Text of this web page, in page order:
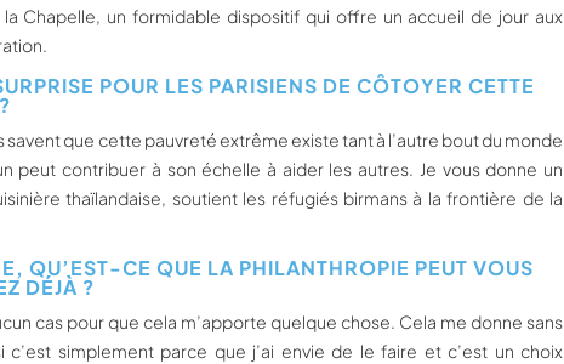
Chapelle, un formidable dispositif qui offre un accueil de jour aux
POUR LES PARISIENS DE CÔTOYER CETTE
savent que cette pauvreté extrême existe tant à l’autre bout du monde
peut contribuer à son échelle à aider les autres. Je vous donne un
thaïlandaise, soutient les réfugiés birmans à la frontière de la
QU’EST-CE QUE LA PHILANTHROPIE PEUT VOUS
DÉJÀ ?
cas pour que cela m’apporte quelque chose. Cela me donne sans
c’est simplement parce que j’ai envie de le faire et c’est un choix